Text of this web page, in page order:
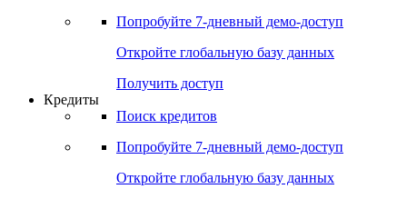
Попробуйте 7-дневный демо-доступ
Откройте глобальную базу данных
Получить доступ
Кредиты
Поиск кредитов
Попробуйте 7-дневный демо-доступ
Откройте глобальную базу данных